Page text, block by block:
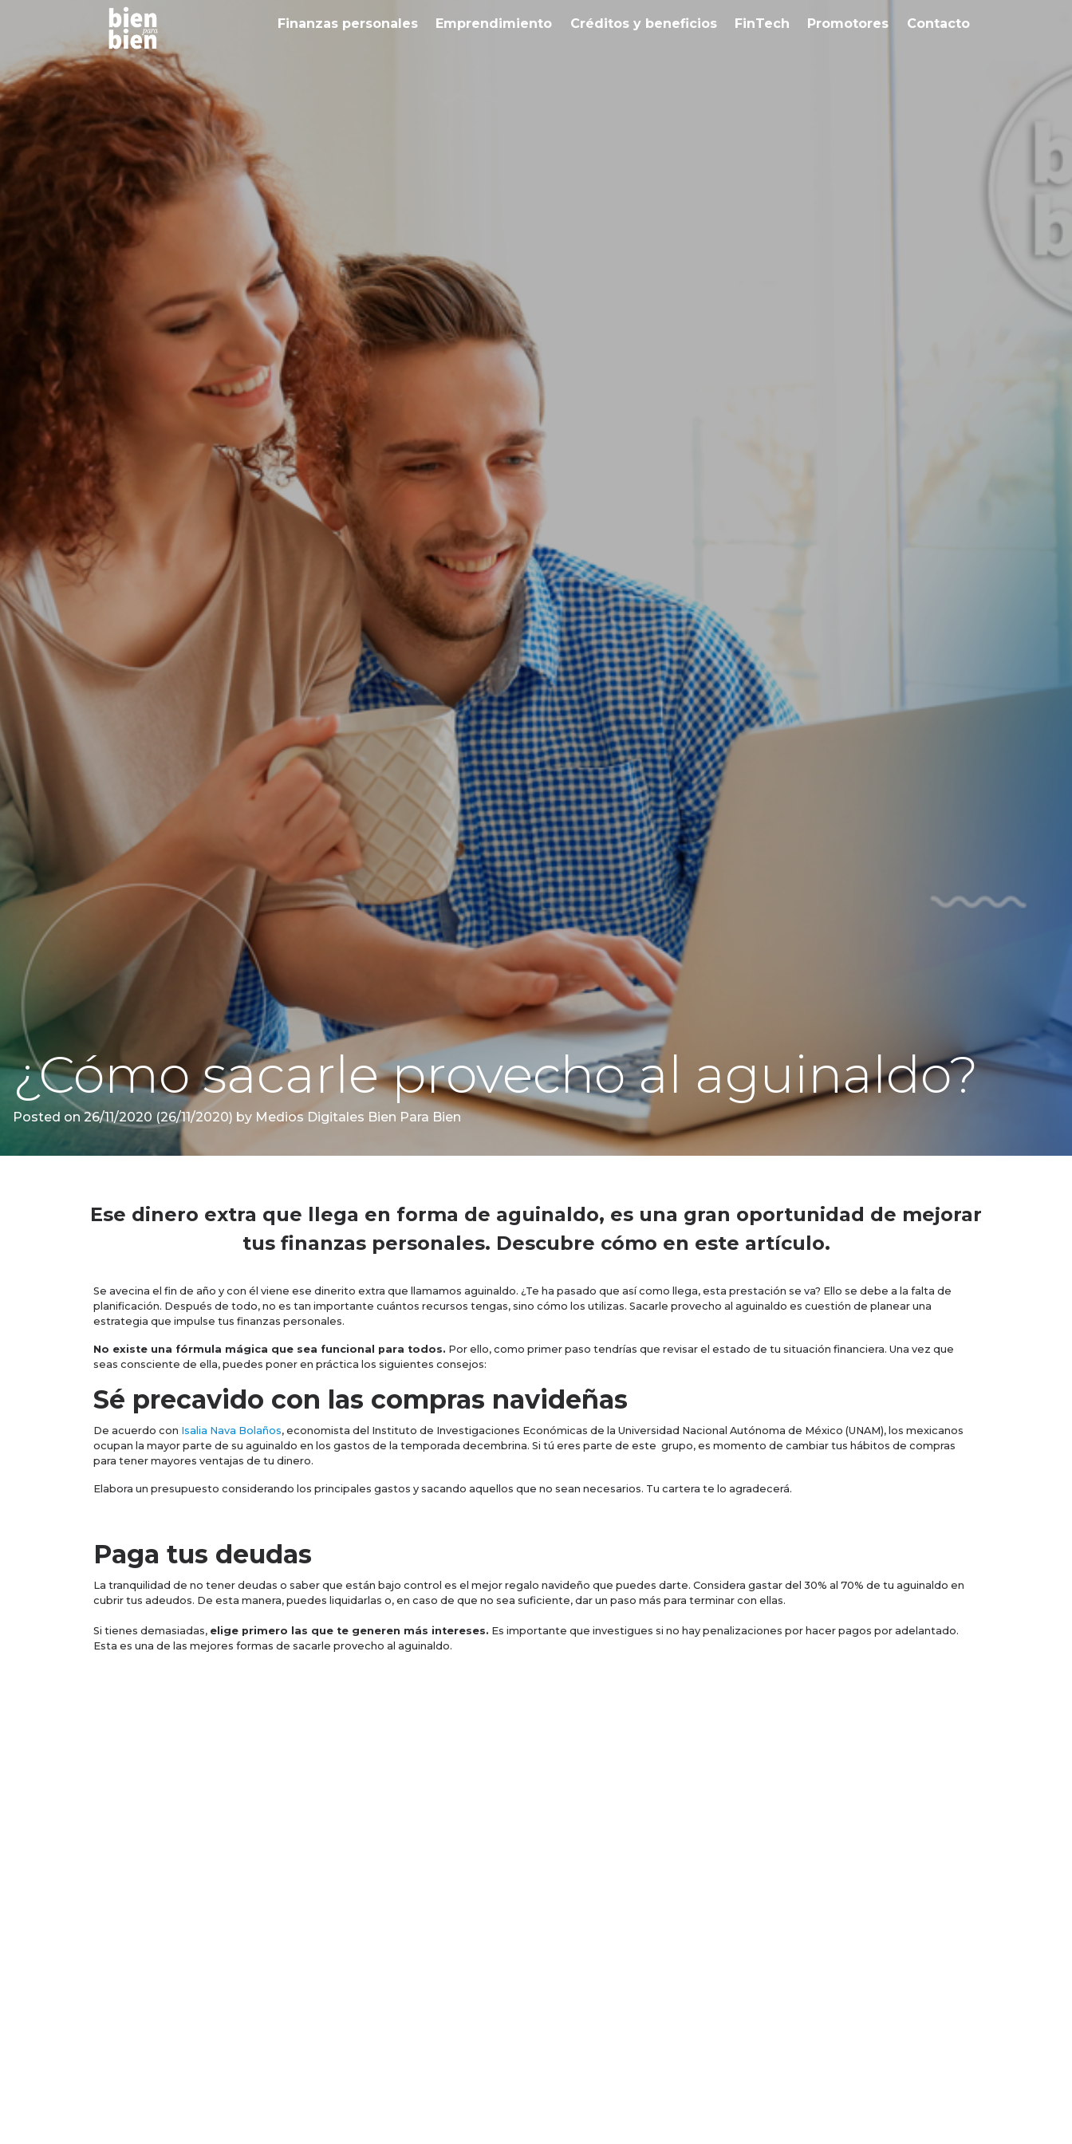
Finanzas personales Emprendimiento Créditos y beneficios FinTech Promotores Contacto
¿Cómo sacarle provecho al aguinaldo?
Posted on26/11/2020 (26/11/2020) by Medios Digitales Bien Para Bien
Ese dinero extra que llega en forma de aguinaldo, es una gran oportunidad de mejorar
tus finanzas personales. Descubre cómo en este artículo.
Se avecina el fin de año y con él viene ese dinerito extra que llamamos aguinaldo. ¿Te ha pasado que así como llega, esta prestación se va? Ello se debe a la falta de
planificación. Después de todo, no es tan importante cuántos recursos tengas, sino cómo los utilizas. Sacarle provecho al aguinaldo es cuestión de planear una
estrategia que impulse tus finanzas personales.
No existe una fórmula mágica que sea funcional para todos. Por ello, como primer paso tendrías que revisar el estado de tu situación financiera. Una vez que
seas consciente de ella, puedes poner en práctica los siguientes consejos:
Sé precavido con las compras navideñas
De acuerdo con Isalia Nava Bolaños, economista del Instituto de Investigaciones Económicas de la Universidad Nacional Autónoma de México (UNAM), los mexicanos
ocupan la mayor parte de su aguinaldo en los gastos de la temporada decembrina. Si tú eres parte de este grupo, es momento de cambiar tus hábitos de compras
para tener mayores ventajas de tu dinero.
Elabora un presupuesto considerando los principales gastos y sacando aquellos que no sean necesarios. Tu cartera te lo agradecerá.
Paga tus deudas
La tranquilidad de no tener deudas o saber que están bajo control es el mejor regalo navideño que puedes darte. Considera gastar del 30% al 70% de tu aguinaldo en
cubrir tus adeudos. De esta manera, puedes liquidarlas o, en caso de que no sea suficiente, dar un paso más para terminar con ellas.
Si tienes demasiadas, elige primero las que te generen más intereses. Es importante que investigues si no hay penalizaciones por hacer pagos por adelantado.
Esta es una de las mejores formas de sacarle provecho al aguinaldo.